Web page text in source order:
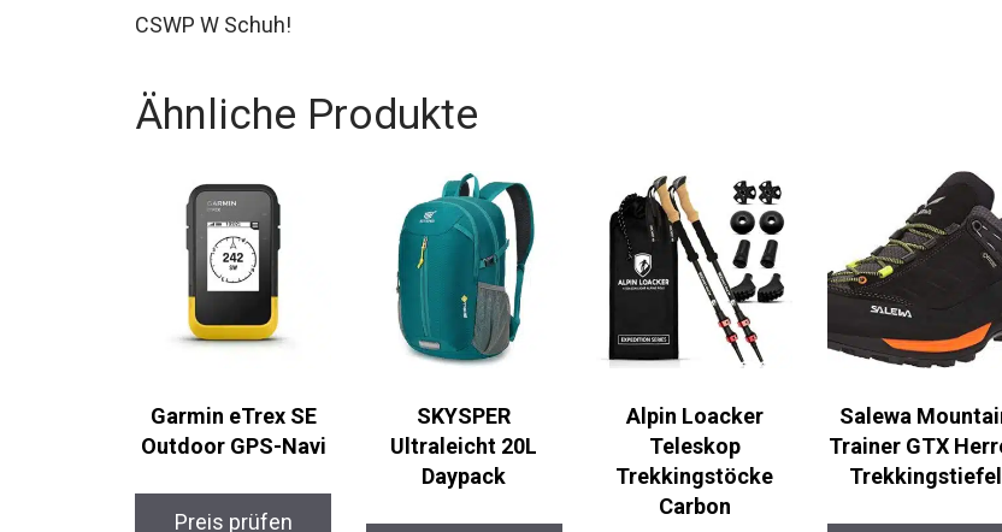
Abenteuer in der kalten Jahreszeit. Erlebe den Winter neu mit dem Salomon OUTCHILL TS
Ähnliche Produkte
Garmin eTrex SE
SKYSPER
Ultraleicht 20L
Alpin Loacker
Teleskop
Trekkingstöcke
Salewa Mountain
Trainer GTX Herren